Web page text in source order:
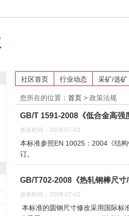
社区首页 行业动态 采矿/选矿
您所在的位置： 首页 > 政策法规
GB/T 1591-2008《低合金高强
发表时间：2009-07-01
本标准参照EN 10025：2004《结
订。
GB/T702-2008《热轧钢棒尺寸
发表时间：2009-07-01
本标准的圆钢尺寸修改采用国际